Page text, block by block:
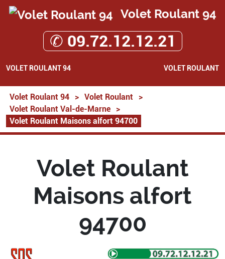
Volet Roulant 94
✆ 09.72.12.12.21
VOLET ROULANT 94 VOLET ROULANT
Volet Roulant 94 > Volet Roulant
>
Volet Roulant Val-de-Marne
>
Volet Roulant Maisons alfort 94700
Volet Roulant
Maisons alfort
94700